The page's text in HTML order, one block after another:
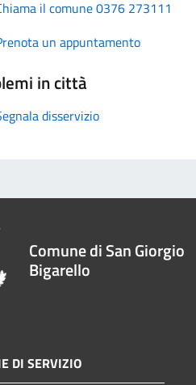
il comune 0376 273111
un appuntamento
in città
disservizio
Comune di San Giorgio
Bigarello
DI SERVIZIO